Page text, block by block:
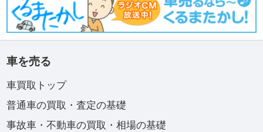
車を売る
車買取トップ
普通車の買取・査定の基礎
事故車・不動車の買取・相場の基礎